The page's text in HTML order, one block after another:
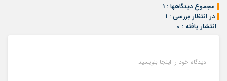
مجموع دیدگاهها : 1
در انتظار بررسی : 1
انتشار یافته : 0
دیدگاه خود را اینجا بنویسید